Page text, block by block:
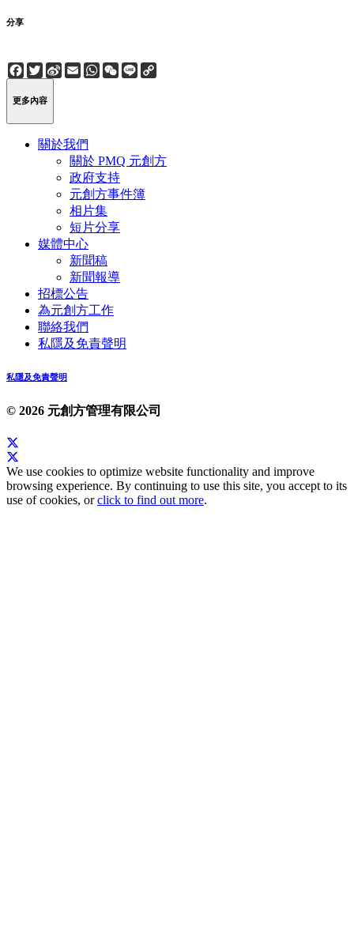
分享
Facebook
Twitter
Sina
Weibo
EmailWhatsApp
WeChat
Line
更多內容
關於我們
關於 PMQ 元創方
政府支持
元創方事件簿
相片集
短片分享
媒體中心
新聞稿
新聞報導
招標公告
為元創方工作
聯絡我們
私隱及免責聲明
私隱及免責聲明
© 2026 元創方管理有限公司
We use cookies to optimize website functionality and improve
browsing experience. By continuing to use this site, you accept to its
use of cookies, orclick to find out more.